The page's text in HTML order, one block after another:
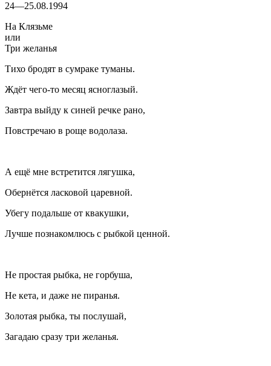
24—25.08.1994
На Клязьме
или
Три желанья
Тихо бродят в сумраке туманы.
Ждёт чего-то месяц ясноглазый.
Завтра выйду к синей речке рано,
Повстречаю в роще водолаза.
А ещё мне встретится лягушка,
Обернётся ласковой царевной.
Убегу подальше от квакушки,
Лучше познакомлюсь с рыбкой ценной.
Не простая рыбка, не горбуша,
Не кета, и даже не пиранья.
Золотая рыбка, ты послушай,
Загадаю сразу три желанья.